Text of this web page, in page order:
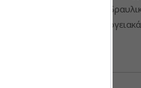
Μηχανικού: Η/Μ Γ',
Β', Βιομηχανικά -